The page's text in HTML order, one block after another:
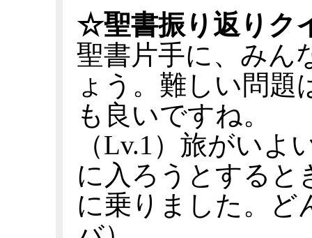
☆聖書振り返りク
聖書片手に、みん
ょう。難しい問題
も良いですね。
（Lv.1）旅がい
に入ろうとすると
に乗りました。ど